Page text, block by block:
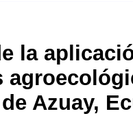
la
Azuay,